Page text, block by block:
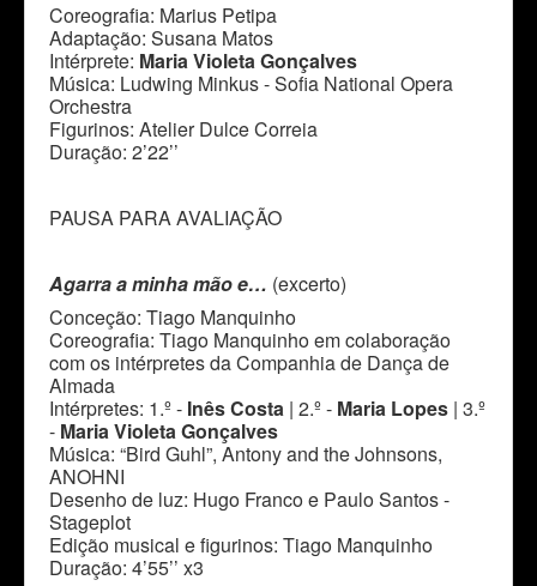
Coreografia: Marius Petipa
Adaptação: Susana Matos
Intérprete: Maria Violeta Gonçalves
Música: Ludwing Minkus - Sofia National Opera
Orchestra
Figurinos: Atelier Dulce Correia
Duração: 2’22’’
PAUSA PARA AVALIAÇÃO
Agarra a minha mão e… (excerto)
Conceção: Tiago Manquinho
Coreografia: Tiago Manquinho em colaboração
com os intérpretes da Companhia de Dança de
Almada
Intérpretes: 1.º - Inês Costa | 2.º - Maria Lopes | 3.º
- Maria Violeta Gonçalves
Música: “Bird Guhl”, Antony and the Johnsons,
ANOHNI
Desenho de luz: Hugo Franco e Paulo Santos -
Stageplot
Edição musical e figurinos: Tiago Manquinho
Duração: 4’55’’ x3